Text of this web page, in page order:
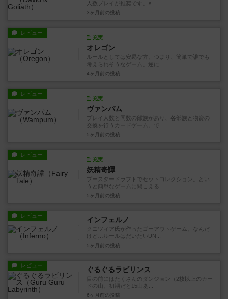
人数プレイが推奨です。※...
3ヶ月前 の投稿
レビュー
充実
オレゴン
ルールとしては安易な方。つまり、簡単で誰でも
考えられそうなゲーム。逆に...
4ヶ月前 の投稿
レビュー
充実
ヴァンパム
プレイ人数と同数の部族があり、各部族と物資の
交換を行うカードゲーム。で...
5ヶ月前 の投稿
レビュー
充実
妖精奇譚
ブースタードラフトでセットコレクション。とい
うと簡単なゲームに聞こえる...
5ヶ月前 の投稿
レビュー インフェルノ
クニツィア氏が作ったゴーアウトゲーム。なんだ
けど…ルールはだいたいUN...
5ヶ月前 の投稿
レビュー ぐるぐるラビリンス
目の前にはたくさんのダンジョン（2枚以上のカー
ドの山。初期だと15山あ...
6ヶ月前 の投稿